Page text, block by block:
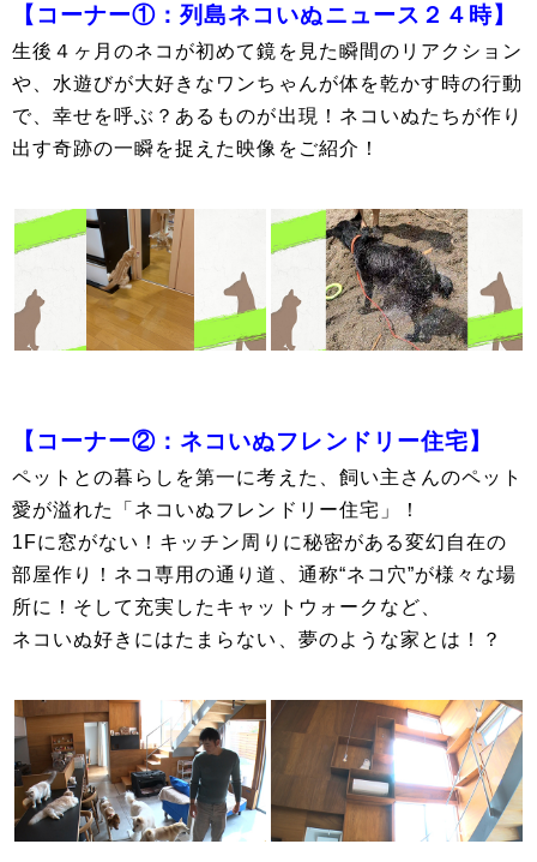
【コーナー①：列島ネコいぬニュース２４時】
生後４ヶ月のネコが初めて鏡を見た瞬間のリアクション
や、水遊びが大好きなワンちゃんが体を乾かす時の行動
で、幸せを呼ぶ？あるものが出現！ネコいぬたちが作り
出す奇跡の一瞬を捉えた映像をご紹介！
【コーナー②：ネコいぬフレンドリー住宅】
ペットとの暮らしを第一に考えた、飼い主さんのペット
愛が溢れた「ネコいぬフレンドリー住宅」！
1Fに窓がない！キッチン周りに秘密がある変幻自在の
部屋作り！ネコ専用の通り道、通称“ネコ穴”が様々な場
所に！そして充実したキャットウォークなど、
ネコいぬ好きにはたまらない、夢のような家とは！？